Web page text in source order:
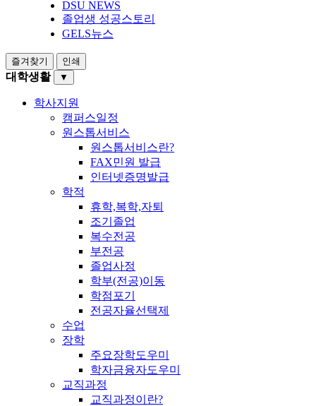
DSU NEWS
졸업생 성공스토리
GELS뉴스
즐겨찾기 인쇄
대학생활 ▼
학사지원
캠퍼스일정
원스톱서비스
원스톱서비스란?
FAX민원 발급
인터넷증명발급
학적
휴학,복학,자퇴
조기졸업
복수전공
부전공
졸업사정
학부(전공)이동
학점포기
전공자율선택제
수업
장학
주요장학도우미
학자금융자도우미
교직과정
교직과정이란?